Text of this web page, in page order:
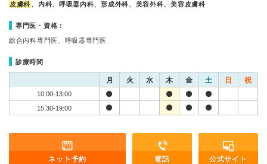
皮膚科 、内科、呼吸器内科、形成外科、美容外科、美容皮膚科
専門医・資格：
総合内科専門医、呼吸器専門医
診療時間
月 火 水 木 金 土 日 祝
10:00-13:00
15:30-19:00
ネット予約 電話 公式サイト